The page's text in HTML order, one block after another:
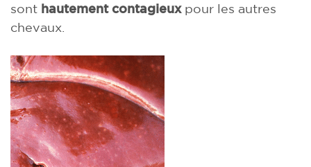
sont hautement contagieuxpour les autres
chevaux.